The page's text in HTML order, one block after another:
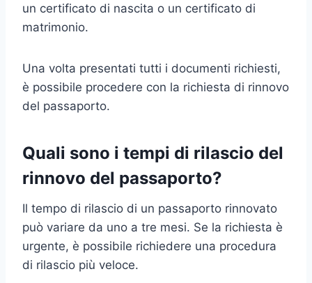
un certificato di nascita o un certificato di
matrimonio.
Una volta presentati tutti i documenti richiesti,
è possibile procedere con la richiesta di rinnovo
del passaporto.
Quali sono i tempi di rilascio del
rinnovo del passaporto?
Il tempo di rilascio di un passaporto rinnovato
può variare da uno a tre mesi. Se la richiesta è
urgente, è possibile richiedere una procedura
di rilascio più veloce.